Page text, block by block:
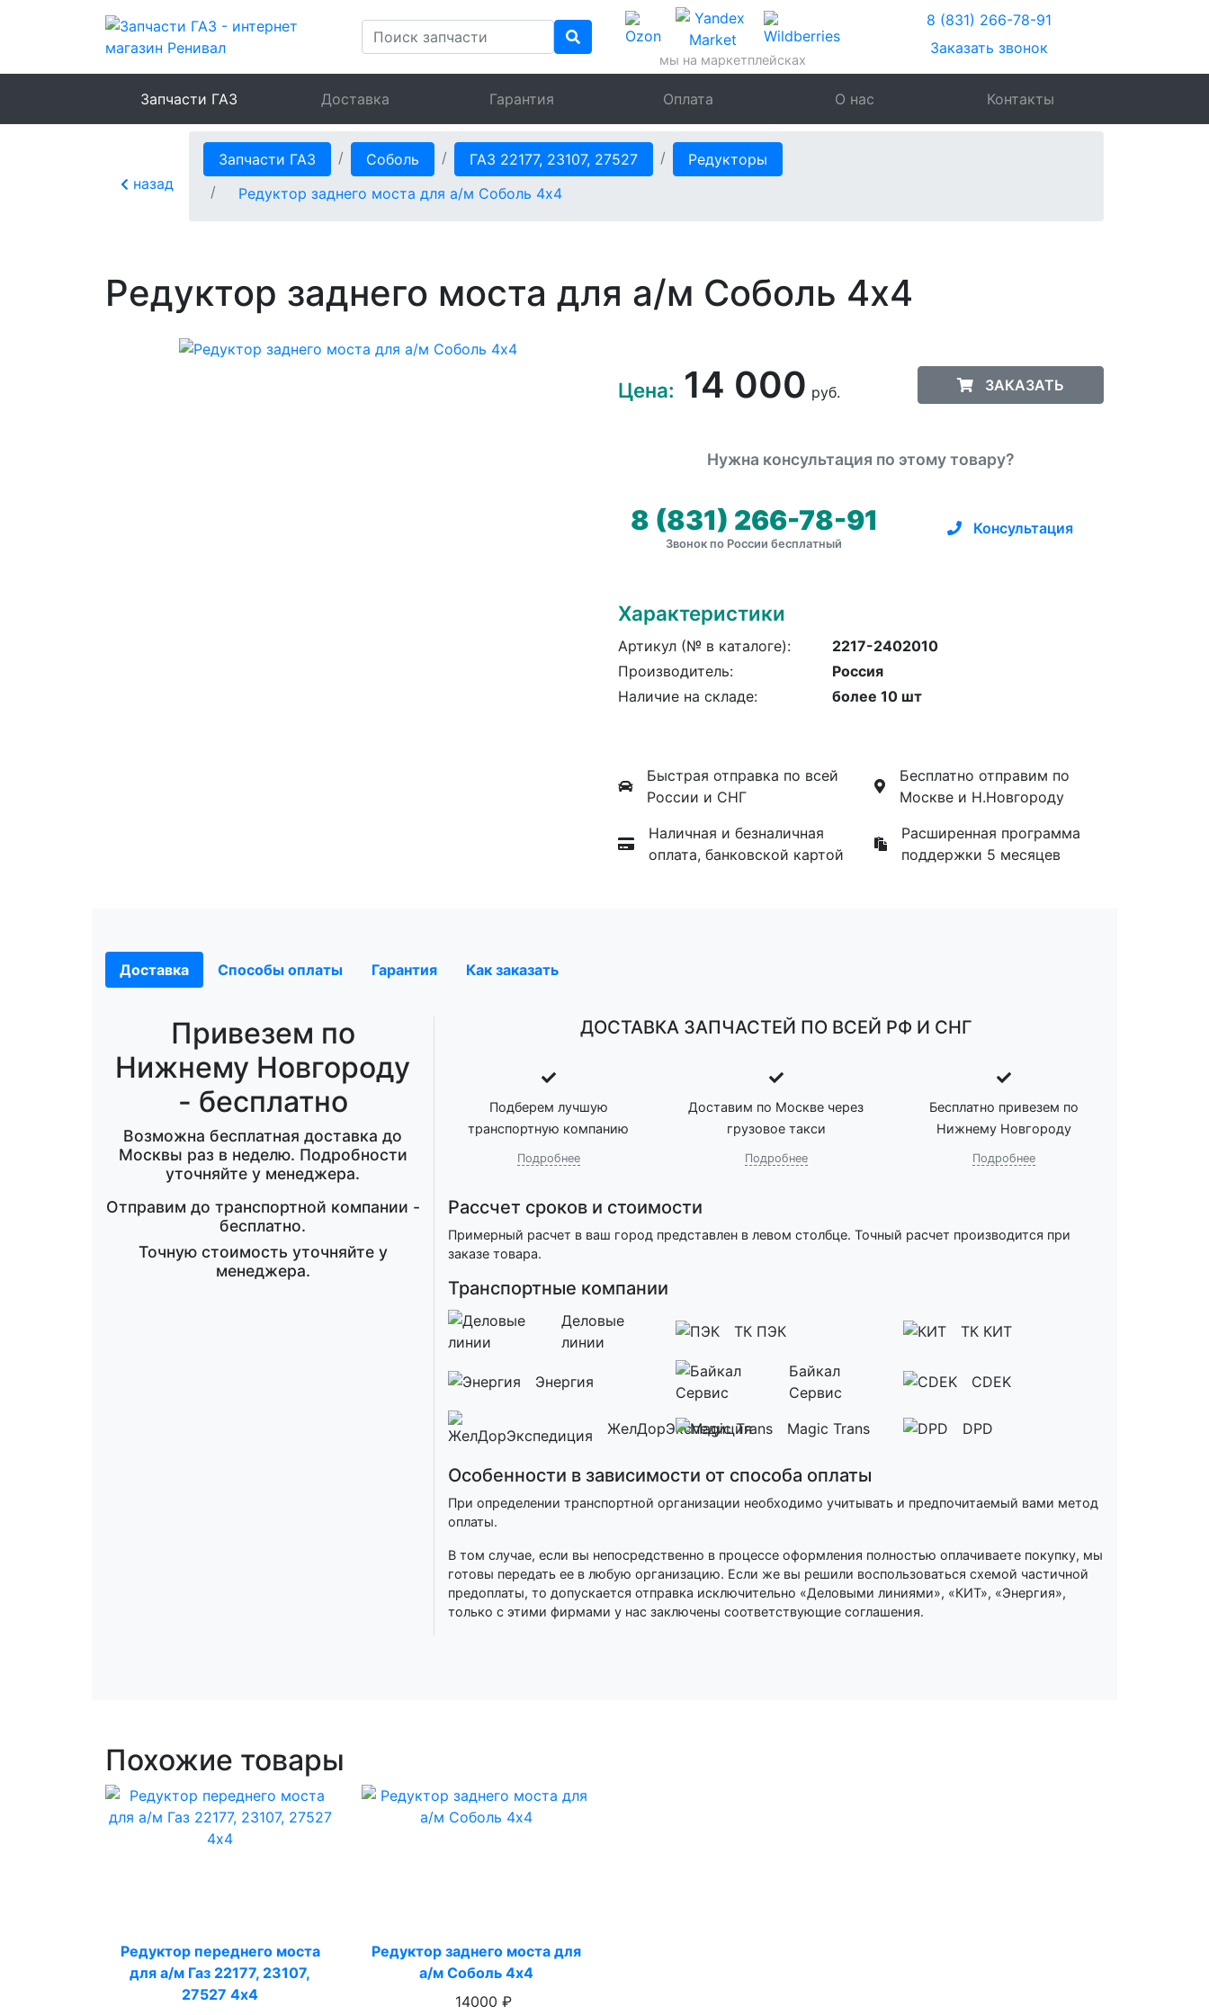
мы на маркетплейсках
8 (831) 266-78-91
Заказать звонок
Запчасти ГАЗ Доставка Гарантия Оплата О нас Контакты
назад
Запчасти ГАЗ Соболь ГАЗ 22177, 23107, 27527
Редукторы
Редуктор заднего моста для а/м Соболь 4х4
Редуктор заднего моста для а/м Соболь 4х4
Цена: 14 000 руб. ЗАКАЗАТЬ
Нужна консультация по этому товару?
8 (831) 266-78-91
Звонок по России бесплатный
Консультация
Характеристики
Артикул (№ в каталоге):
2217-2402010
Производитель:
Россия
Наличие на складе:
более 10 шт
Быстрая отправка по всей
России и СНГ
Бесплатно отправим по
Москве и Н.Новгороду
Наличная и безналичная
оплата, банковской картой
Расширенная программа
поддержки 5 месяцев
Доставка Способы оплаты Гарантия Как заказать
Привезем по
Нижнему Новгороду
- бесплатно
Возможна бесплатная доставка до
Москвы раз в неделю. Подробности
уточняйте у менеджера.
Отправим до транспортной компании -
бесплатно.
Точную стоимость уточняйте у
менеджера.
ДОСТАВКА ЗАПЧАСТЕЙ ПО ВСЕЙ РФ И СНГ
Подберем лучшую
транспортную компанию
Подробнее
Доставим по Москве через
грузовое такси
Подробнее
Бесплатно привезем по
Нижнему Новгороду
Подробнее
Рассчет сроков и стоимости
Примерный расчет в ваш город представлен в левом столбце. Точный расчет производится при
заказе товара.
Транспортные компании
Деловые
линии
ТК ПЭК ТК КИТ
Энергия
Байкал
Сервис
CDEK
ЖелДорЭкспедиция Magic Trans DPD
Особенности в зависимости от способа оплаты
При определении транспортной организации необходимо учитывать и предпочитаемый вами метод
оплаты.
В том случае, если вы непосредственно в процессе оформления полностью оплачиваете покупку, мы
готовы передать ее в любую организацию. Если же вы решили воспользоваться схемой частичной
предоплаты, то допускается отправка исключительно «Деловыми линиями», «КИТ», «Энергия»,
только с этими фирмами у нас заключены соответствующие соглашения.
Похожие товары
Редуктор переднего моста
для а/м Газ 22177, 23107,
27527 4х4
Редуктор заднего моста для
а/м Соболь 4х4
14000 ₽